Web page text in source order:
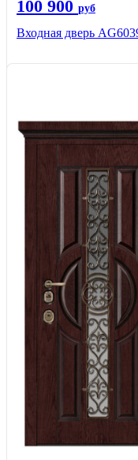
100 900 руб
Входная дверь